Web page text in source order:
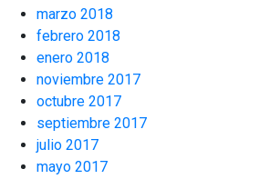
marzo 2018
febrero 2018
enero 2018
noviembre 2017
octubre 2017
septiembre 2017
julio 2017
mayo 2017